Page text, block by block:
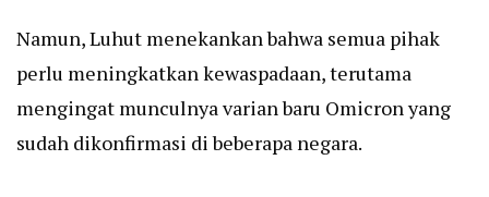
Namun, Luhut menekankan bahwa semua pihak
perlu meningkatkan kewaspadaan, terutama
mengingat munculnya varian baru Omicron yang
sudah dikonfirmasi di beberapa negara.